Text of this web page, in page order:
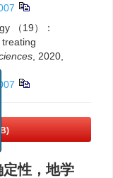
（19）：
, 2020,
性，地学
x